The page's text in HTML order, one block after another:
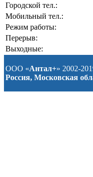
Городской тел.:
Мобильный тел.:
Режим работы:
Перерыв:
Выходные:
ООО «Антал+» 2002-
Россия, Московская